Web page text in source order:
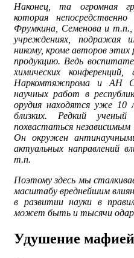
Наконец, та огромная
которая
Фрумкина, Семенова и
учреждениях, подражая
никому, кроме авторов
продукцию. Ведь
химических
Наркомтяжпрома и АН
научных работ в
орудия находятся уже 10
близких. Редкий
похвастаться
Он окружен
актуальных направлений
т.п.
Поэтому здесь мы
масштабу вреднейшим
в развитии науки в
может быть и тысячи
Удушение